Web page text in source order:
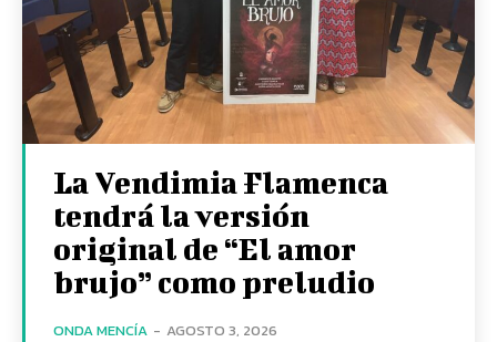
La Vendimia Flamenca
tendrá la versión
original de “El amor
brujo” como preludio
ONDA MENCÍA - AGOSTO 3, 2026